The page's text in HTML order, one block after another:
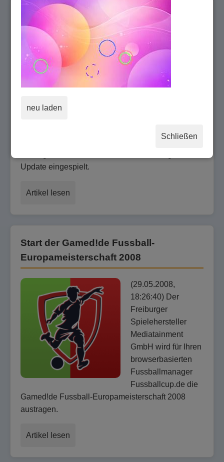
Umfangreiches Update
(30.06.2008,
17:29:35) Die
Mediatainment
GmbH hat nach
Update eingespielt.
Artikel lesen
Start der Gamed!de Fussball-
Europameisterschaft 2008
(29.05.2008,
18:26:40) Der
Freiburger
Spielehersteller
Mediatainment
GmbH wird für Ihren
browserbasierten
Fussballmanager
Fussballcup.de die
Gamed!de Fussball-Europameisterschaft 2008
austragen.
Artikel lesen
neu laden
Schließen